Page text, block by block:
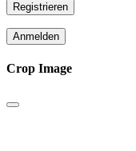
Registrieren
Anmelden
Crop Image